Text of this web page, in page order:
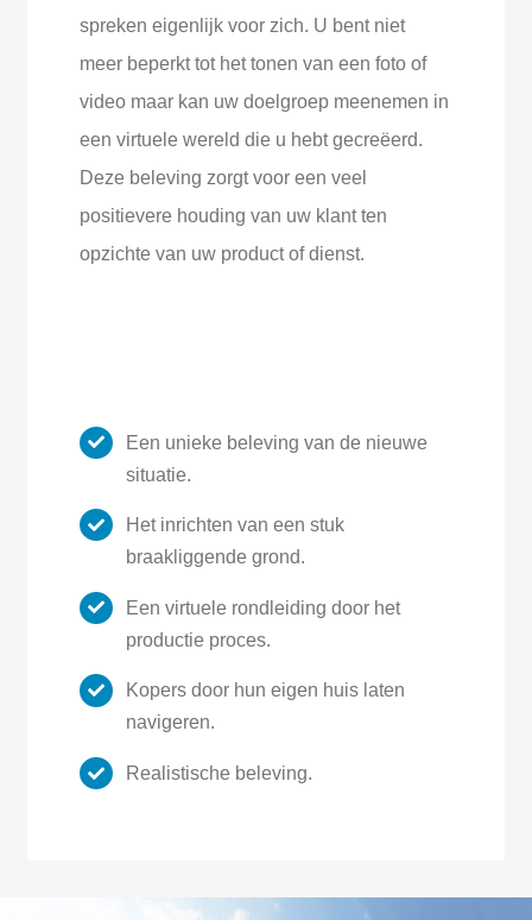
spreken eigenlijk voor zich. U bent niet
meer beperkt tot het tonen van een foto of
video maar kan uw doelgroep meenemen in
een virtuele wereld die u hebt gecreëerd.
Deze beleving zorgt voor een veel
positievere houding van uw klant ten
opzichte van uw product of dienst.
Een unieke beleving van de nieuwe
situatie.
Het inrichten van een stuk
braakliggende grond.
Een virtuele rondleiding door het
productie proces.
Kopers door hun eigen huis laten
navigeren.
Realistische beleving.